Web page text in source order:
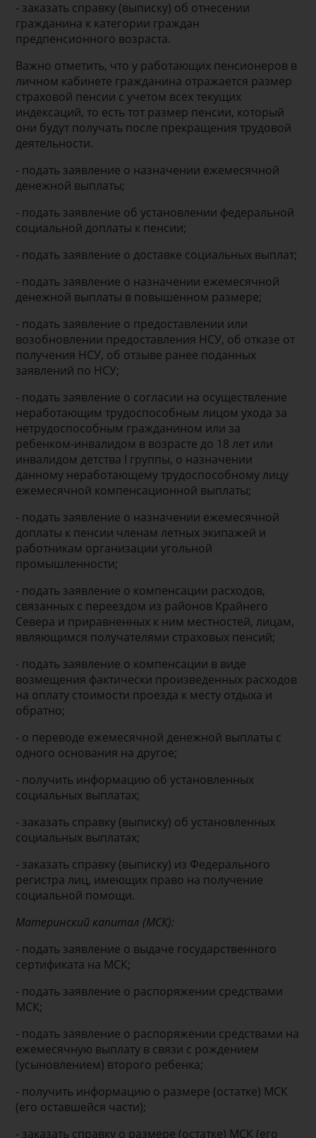
- заказать справку (выписку) об отнесении
гражданина к категории граждан
предпенсионного возраста.
Важно отметить, что у работающих пенсионеров в
личном кабинете гражданина отражается размер
страховой пенсии с учетом всех текущих
индексаций, то есть тот размер пенсии, который
они будут получать после прекращения трудовой
деятельности.
- подать заявление о назначении ежемесячной
денежной выплаты;
- подать заявление об установлении федеральной
социальной доплаты к пенсии;
- подать заявление о доставке социальных выплат;
- подать заявление о назначении ежемесячной
денежной выплаты в повышенном размере;
- подать заявление о предоставлении или
возобновлении предоставления НСУ, об отказе от
получения НСУ, об отзыве ранее поданных
заявлений по НСУ;
- подать заявление о согласии на осуществление
неработающим трудоспособным лицом ухода за
нетрудоспособным гражданином или за
ребенком-инвалидом в возрасте до 18 лет или
инвалидом детства I группы, о назначении
данному неработающему трудоспособному лицу
ежемесячной компенсационной выплаты;
- подать заявление о назначении ежемесячной
доплаты к пенсии членам летных экипажей и
работникам организации угольной
промышленности;
- подать заявление о компенсации расходов,
связанных с переездом из районов Крайнего
Севера и приравненных к ним местностей, лицам,
являющимся получателями страховых пенсий;
- подать заявление о компенсации в виде
возмещения фактически произведенных расходов
на оплату стоимости проезда к месту отдыха и
обратно;
- о переводе ежемесячной денежной выплаты с
одного основания на другое;
- получить информацию об установленных
социальных выплатах;
- заказать справку (выписку) об установленных
социальных выплатах;
- заказать справку (выписку) из Федерального
регистра лиц, имеющих право на получение
социальной помощи.
Материнский капитал (МСК):
- подать заявление о выдаче государственного
сертификата на МСК;
- подать заявление о распоряжении средствами
МСК;
- подать заявление о распоряжении средствами на
ежемесячную выплату в связи с рождением
(усыновлением) второго ребенка;
- получить информацию о размере (остатке) МСК
(его оставшейся части);
- заказать справку о размере (остатке) МСК (его